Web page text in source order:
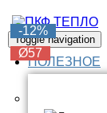
Toggle navigation
ПОЛЕЗНОЕ
-6%
Ø57
-6%
Ø57
-6%
Ø57
-6%
Ø57
-12%
Ø57